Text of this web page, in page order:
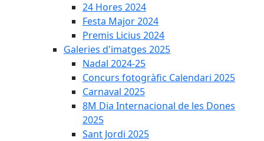
24 Hores 2024
Festa Major 2024
Premis Licius 2024
Galeries d'imatges 2025
Nadal 2024-25
Concurs fotogràfic Calendari 2025
Carnaval 2025
8M Dia Internacional de les Dones
2025
Sant Jordi 2025